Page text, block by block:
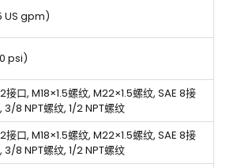
US gpm)
psi)
口, M18×1.5螺纹, M22×1.5螺纹, SAE 8接
3/8 NPT螺纹, 1/2 NPT螺纹
口, M18×1.5螺纹, M22×1.5螺纹, SAE 8接
3/8 NPT螺纹, 1/2 NPT螺纹